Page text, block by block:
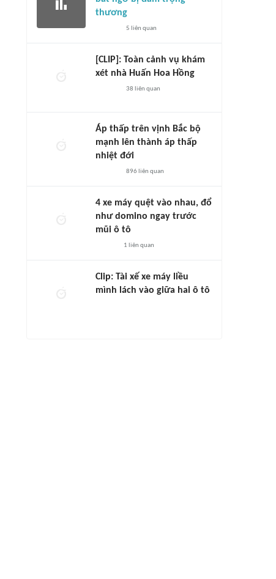
thương
5 liên quan
[CLIP]: Toàn cảnh vụ khám
xét nhà Huấn Hoa Hồng
38 liên quan
Áp thấp trên vịnh Bắc bộ
mạnh lên thành áp thấp
nhiệt đới
896 liên quan
4 xe máy quệt vào nhau, đổ
như domino ngay trước
mũi ô tô
1 liên quan
Clip: Tài xế xe máy liều
mình lách vào giữa hai ô tô